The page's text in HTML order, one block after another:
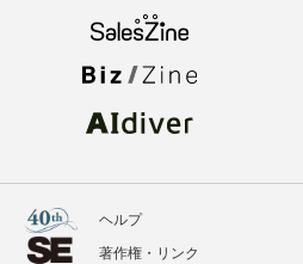
ヘルプ
著作権・リンク